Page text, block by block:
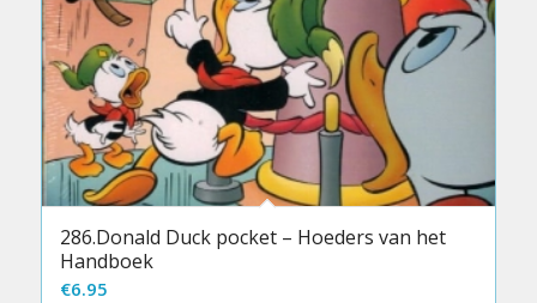
286.Donald Duck pocket – Hoeders van het
Handboek
€6.95